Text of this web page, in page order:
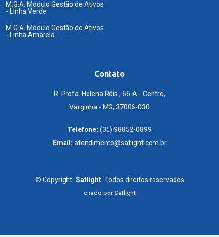
M.G.A. Módulo Gestão de Ativos
- Linha Verde
M.G.A. Módulo Gestão de Ativos
- Linha Amarela
Contato
R. Profa. Helena Réis , 66-A - Centro,
Varginha - MG, 37006-030
Telefone: (35) 98852-0899
Email: atendimento@satlight.com.br
© Copyright Satlight Todos direitos reservados
criado porSatlight